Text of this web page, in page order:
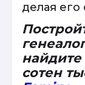
делая
сотен